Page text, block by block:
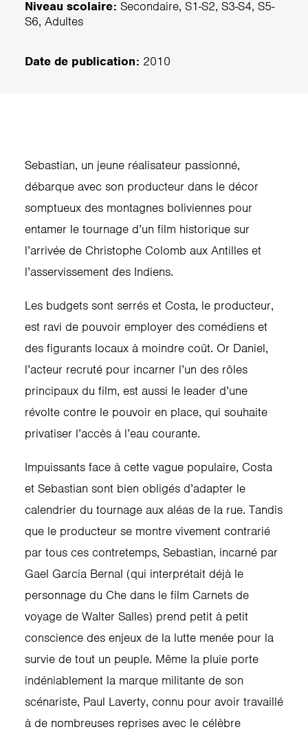
Niveau scolaire: Secondaire, S1-S2, S3-S4, S5-
S6, Adultes
Date de publication: 2010
Sebastian, un jeune réalisateur passionné,
débarque avec son producteur dans le décor
somptueux des montagnes boliviennes pour
entamer le tournage d’un film historique sur
l’arrivée de Christophe Colomb aux Antilles et
l’asservissement des Indiens.
Les budgets sont serrés et Costa, le producteur,
est ravi de pouvoir employer des comédiens et
des figurants locaux à moindre coût. Or Daniel,
l’acteur recruté pour incarner l’un des rôles
principaux du film, est aussi le leader d’une
révolte contre le pouvoir en place, qui souhaite
privatiser l’accès à l’eau courante.
Impuissants face à cette vague populaire, Costa
et Sebastian sont bien obligés d’adapter le
calendrier du tournage aux aléas de la rue. Tandis
que le producteur se montre vivement contrarié
par tous ces contretemps, Sebastian, incarné par
Gael Garcia Bernal (qui interprétait déjà le
personnage du Che dans le film Carnets de
voyage de Walter Salles) prend petit à petit
conscience des enjeux de la lutte menée pour la
survie de tout un peuple. Même la pluie porte
indéniablement la marque militante de son
scénariste, Paul Laverty, connu pour avoir travaillé
à de nombreuses reprises avec le célèbre